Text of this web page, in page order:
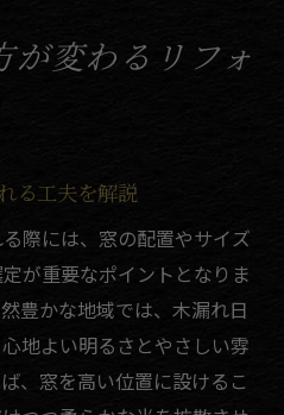
が変わるリフォ
る工夫を解説
際には、窓の配置やサイズ
が重要なポイントとなりま
豊かな地域では、木漏れ日
地よい明るさとやさしい雰
、窓を高い位置に設けるこ